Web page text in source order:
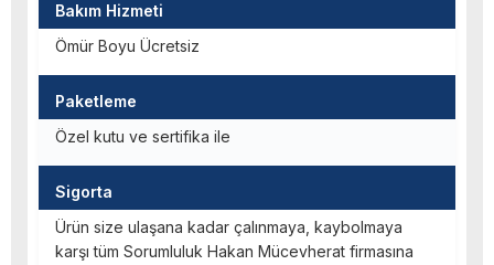
Bakım Hizmeti
Ömür Boyu Ücretsiz
Paketleme
Özel kutu ve sertifika ile
Sigorta
Ürün size ulaşana kadar çalınmaya, kaybolmaya
karşı tüm Sorumluluk Hakan Mücevherat firmasına